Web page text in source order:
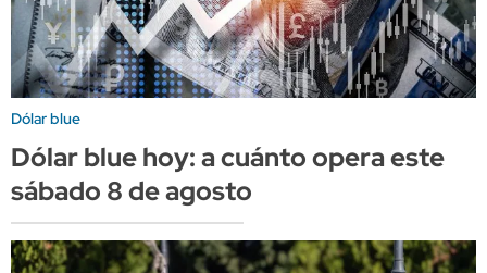
Dólar blue
Dólar blue hoy: a cuánto opera este
sábado 8 de agosto